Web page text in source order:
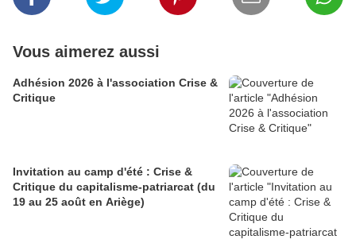
Vous aimerez aussi
Adhésion 2026 à l'association Crise &
Critique
Invitation au camp d'été : Crise &
Critique du capitalisme-patriarcat (du
19 au 25 août en Ariège)